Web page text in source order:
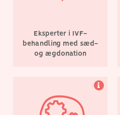
Eksperter i IVF-
behandling med sæd-
og ægdonation
centrum af
Vi giver